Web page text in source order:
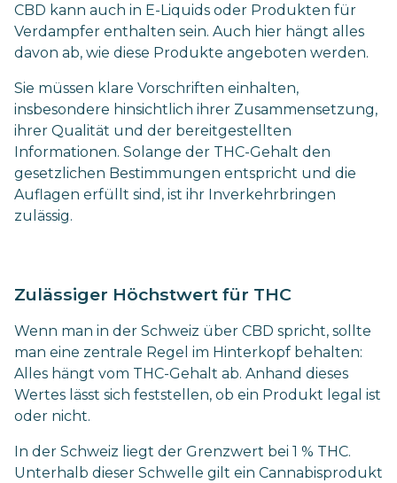
CBD kann auch in E-Liquids oder Produkten für
Verdampfer enthalten sein. Auch hier hängt alles
davon ab, wie diese Produkte angeboten werden.
Sie müssen klare Vorschriften einhalten,
insbesondere hinsichtlich ihrer Zusammensetzung,
ihrer Qualität und der bereitgestellten
Informationen. Solange der THC-Gehalt den
gesetzlichen Bestimmungen entspricht und die
Auflagen erfüllt sind, ist ihr Inverkehrbringen
zulässig.
Zulässiger Höchstwert für THC
Wenn man in der Schweiz über CBD spricht, sollte
man eine zentrale Regel im Hinterkopf behalten:
Alles hängt vom THC-Gehalt ab. Anhand dieses
Wertes lässt sich feststellen, ob ein Produkt legal ist
oder nicht.
In der Schweiz liegt der Grenzwert bei 1 % THC.
Unterhalb dieser Schwelle gilt ein Cannabisprodukt